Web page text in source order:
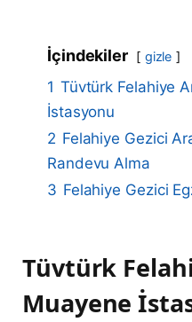
İçindekiler gizle
1 Tüvtürk Felahiye
İstasyonu
2 Felahiye Gezici
Randevu Alma
3 Felahiye Gezici
Tüvtürk
Muayene